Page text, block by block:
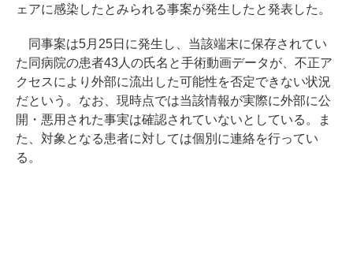
ェアに感染したとみられる事案が発生したと発表した。
同事案は5月25日に発生し、当該端末に保存されてい
た同病院の患者43人の氏名と手術動画データが、不正ア
クセスにより外部に流出した可能性を否定できない状況
だという。なお、現時点では当該情報が実際に外部に公
開・悪用された事実は確認されていないとしている。ま
た、対象となる患者に対しては個別に連絡を行ってい
る。